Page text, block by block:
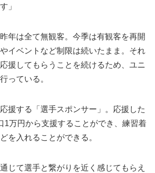
」
年は全て無観客。今季は有観客を再開
イベントなど制限は続いたまま。それ
援してもらうことを続けるため、ユニ
っている。
援する「選手スポンサー」。応援した
1万円から支援することができ、練習着
を入れることができる。
じて選手と繋がりを近く感じてもらえ